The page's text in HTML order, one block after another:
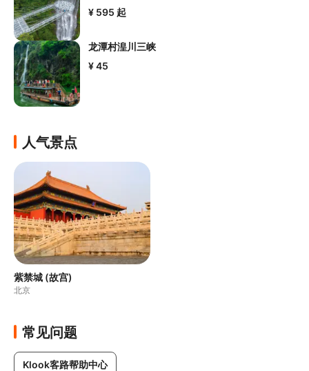
¥ 595 起
龙潭村湟川三峡
¥ 45
人气景点
紫禁城 (故宫)
北京
常见问题
Klook客路帮助中心